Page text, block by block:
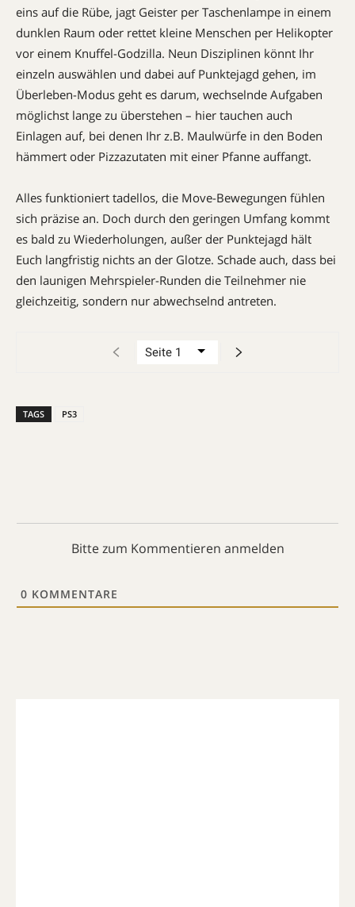
eins auf die Rübe, jagt Geister per Taschenlampe in einem
dunklen Raum oder rettet kleine Menschen per Helikopter
vor einem Knuffel-Godzilla. Neun Disziplinen könnt Ihr
einzeln auswählen und dabei auf Punktejagd gehen, im
Überleben-Modus geht es darum, wechselnde Aufgaben
möglichst lange zu überstehen – hier tauchen auch
Einlagen auf, bei denen Ihr z.B. Maulwürfe in den Boden
hämmert oder Pizzazutaten mit einer Pfanne auffangt.
Alles funktioniert tadellos, die Move-Bewegungen fühlen
sich präzise an. Doch durch den geringen Umfang kommt
es bald zu Wiederholungen, außer der Punktejagd hält
Euch langfristig nichts an der Glotze. Schade auch, dass bei
den launigen Mehrspieler-Runden die Teilnehmer nie
gleichzeitig, sondern nur abwechselnd antreten.
TAGS PS3
Bitte zum Kommentieren anmelden
0 KOMMENTARE